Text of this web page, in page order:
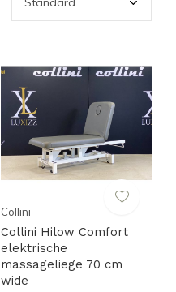
Collini
Collini Hilow Comfort
elektrische
massageliege 70 cm
wide